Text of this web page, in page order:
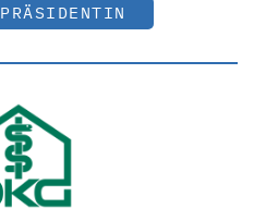
PRÄSIDENTIN